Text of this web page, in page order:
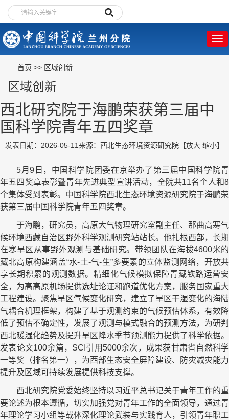
首页 >> 区域创新
区域创新
西北研究院于海鹏荣获第三届中
国科学院青年五四奖章
发表日期：2026-05-11来源：西北生态环境资源研究院 【放大 缩小】
5月9日，中国科学院团委在京举办了第三届中国科学院青
年五四奖章表彰暨青年先进典型宣讲活动，全院共11名个人和8
个集体受到表彰。中国科学院西北生态环境资源研究院于海鹏荣
获第三届中国科学院青年五四奖章。
于海鹏，研究员，高原大气物理研究室副主任、那曲高寒气
候环境西藏自治区野外科学观测研究站站长。他扎根西部，长期
在寒旱区从事野外观测与基础研究。带领团队在海拔4600米的
藏北高原构建涵盖“水-土-气-生”多要素的立体监测网络，开放共
享长期积累的观测数据。精细化气候模拟保障青藏铁路运营安
全，为高高原机场提供选址论证和跑道优化方案，服务国家重大
工程建设。聚焦旱区气候变化研究，建立了旱区干湿变化的海陆
气耦合机理框架，构建了基于观测约束的气候预估体系，有效降
低了预估不确定性，发展了观测与模式融合的预测方法，为研判
西北暖湿化趋势及提升旱区降水季节预测能力提供了科学依据。
发表论文100余篇，SCI引用5000余次，成果获甘肃省自然科学
一等奖（排名第一），为西部生态安全屏障建设、防灾减灾能力
提升及区域可持续发展提供科技支撑。
西北研究院党委始终坚持以习近平总书记关于青年工作的重
要论述为根本遵循，切实加强党对青年工作的全面领导，通过青
年理论学习小组等载体深化理论武装与实践育人，引领青年职工